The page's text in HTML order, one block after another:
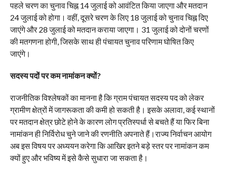
पहले चरण का चुनाव चिह्न 14 जुलाई को आवंटित किया जाएगा और मतदान
24 जुलाई को होगा। वहीं, दूसरे चरण के लिए 18 जुलाई को चुनाव चिह्न दिए
जाएंगे और 28 जुलाई को मतदान कराया जाएगा। 31 जुलाई को दोनों चरणों
की मतगणना होगी, जिसके साथ ही पंचायत चुनाव परिणाम घोषित किए
जाएंगे।
सदस्य पदों पर कम नामांकन क्यों?
राजनीतिक विश्लेषकों का मानना है कि ग्राम पंचायत सदस्य पद को लेकर
ग्रामीण क्षेत्रों में जागरूकता की कमी हो सकती है। इसके अलावा, कई स्थानों
पर मतदान क्षेत्र छोटे होने के कारण लोग प्रतिस्पर्धा से बचते हैं या फिर बिना
नामांकन ही निर्विरोध चुने जाने की रणनीति अपनाते हैं।राज्य निर्वाचन आयोग
अब इस विषय पर अध्ययन करेगा कि आखिर इतने बड़े स्तर पर नामांकन कम
क्यों हुए और भविष्य में इसे कैसे सुधारा जा सकता है।